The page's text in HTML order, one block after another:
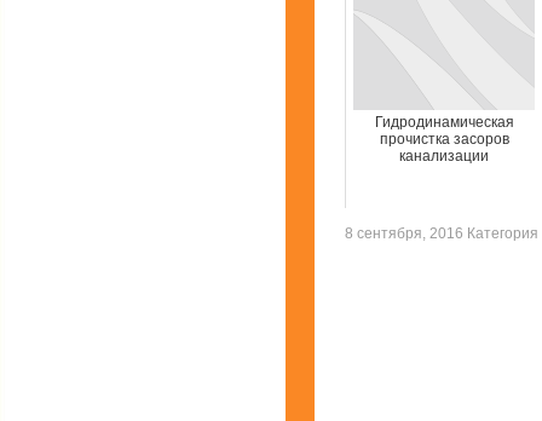
Гидродинамическая
прочистка засоров
канализации
8 сентября, 2016 Категория